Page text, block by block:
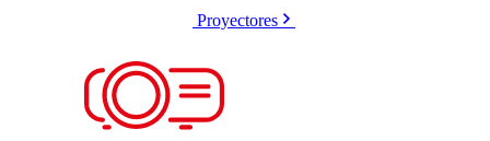
Proyectores